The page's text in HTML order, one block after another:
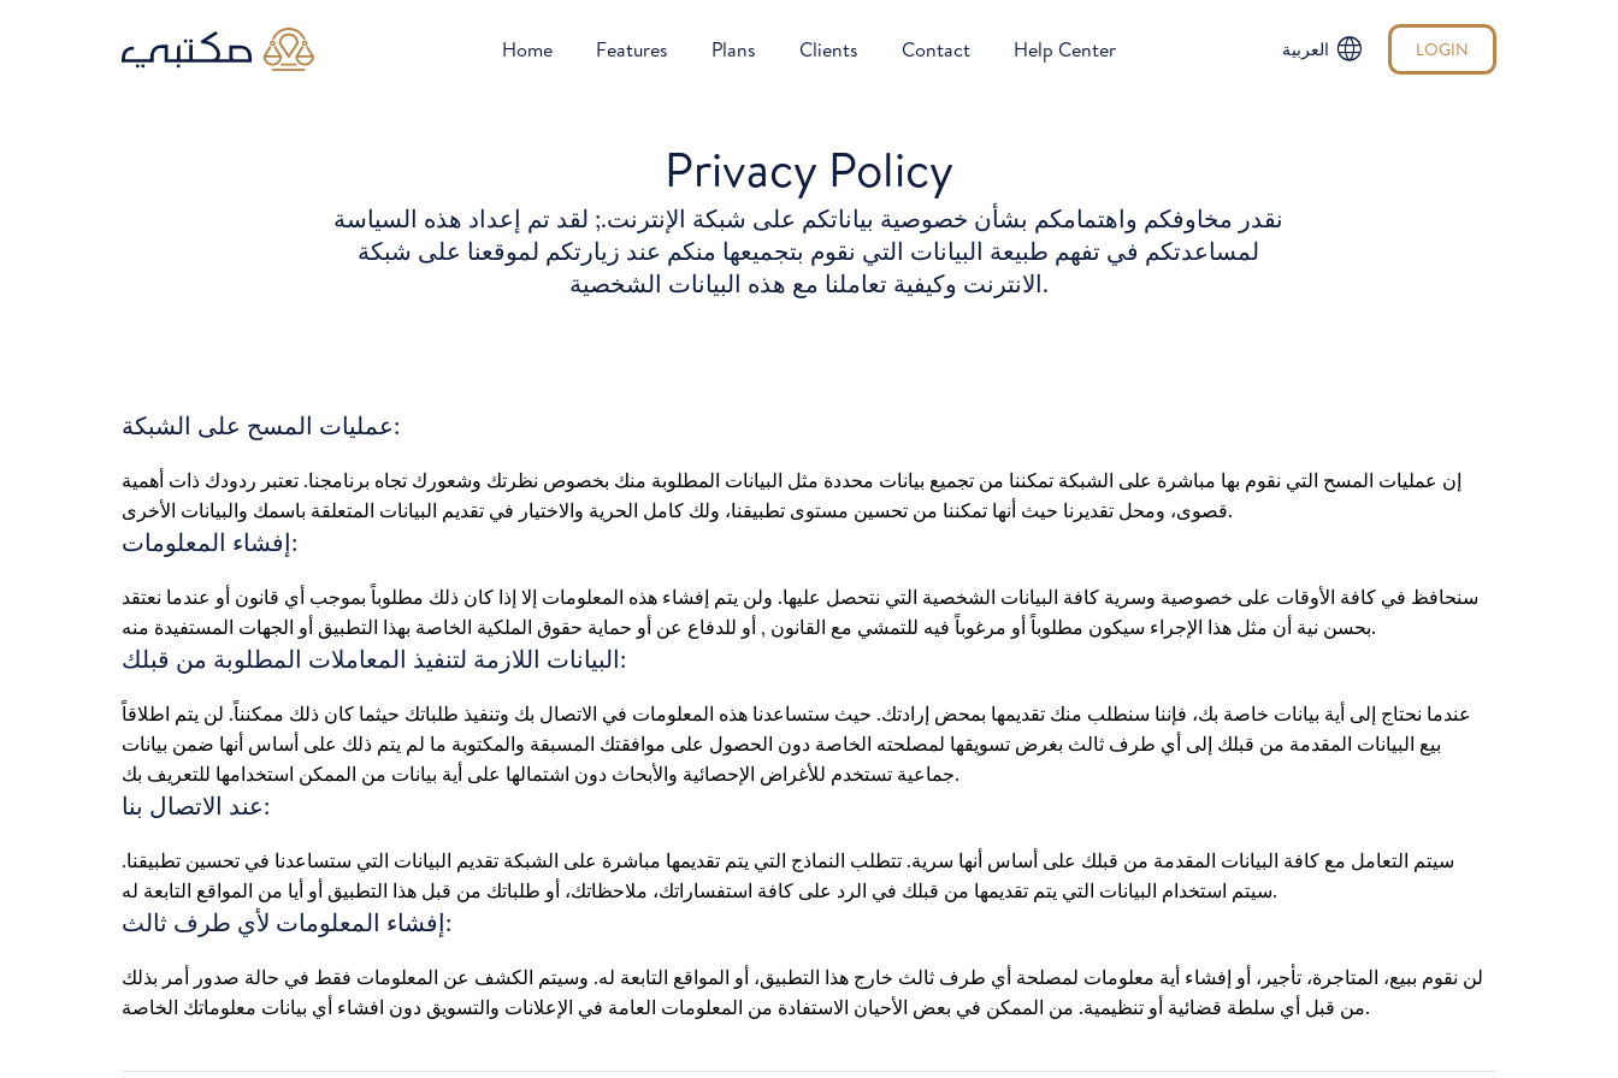
Home Features Plans Clients Contact Help Center العربية language LOGIN
Privacy Policy
نقدر مخاوفكم واهتمامكم بشأن خصوصية بياناتكم على شبكة الإنترنت.; لقد تم إعداد هذه السياسة
لمساعدتكم في تفهم طبيعة البيانات التي نقوم بتجميعها منكم عند زيارتكم لموقعنا على شبكة
الانترنت وكيفية تعاملنا مع هذه البيانات الشخصية.
عمليات المسح على الشبكة:
إن عمليات المسح التي نقوم بها مباشرة على الشبكة تمكننا من تجميع بيانات محددة مثل البيانات المطلوبة منك بخصوص نظرتك وشعورك تجاه برنامجنا. تعتبر ردودك ذات أهمية
قصوى، ومحل تقديرنا حيث أنها تمكننا من تحسين مستوى تطبيقنا، ولك كامل الحرية والاختيار في تقديم البيانات المتعلقة باسمك والبيانات الأخرى.
إفشاء المعلومات:
سنحافظ في كافة الأوقات على خصوصية وسرية كافة البيانات الشخصية التي نتحصل عليها. ولن يتم إفشاء هذه المعلومات إلا إذا كان ذلك مطلوباً بموجب أي قانون أو عندما نعتقد
بحسن نية أن مثل هذا الإجراء سيكون مطلوباً أو مرغوباً فيه للتمشي مع القانون , أو للدفاع عن أو حماية حقوق الملكية الخاصة بهذا التطبيق أو الجهات المستفيدة منه.
البيانات اللازمة لتنفيذ المعاملات المطلوبة من قبلك:
عندما نحتاج إلى أية بيانات خاصة بك، فإننا سنطلب منك تقديمها بمحض إرادتك. حيث ستساعدنا هذه المعلومات في الاتصال بك وتنفيذ طلباتك حيثما كان ذلك ممكنناً. لن يتم اطلاقاً
بيع البيانات المقدمة من قبلك إلى أي طرف ثالث بغرض تسويقها لمصلحته الخاصة دون الحصول على موافقتك المسبقة والمكتوبة ما لم يتم ذلك على أساس أنها ضمن بيانات
جماعية تستخدم للأغراض الإحصائية والأبحاث دون اشتمالها على أية بيانات من الممكن استخدامها للتعريف بك.
عند الاتصال بنا:
سيتم التعامل مع كافة البيانات المقدمة من قبلك على أساس أنها سرية. تتطلب النماذج التي يتم تقديمها مباشرة على الشبكة تقديم البيانات التي ستساعدنا في تحسين تطبيقنا.
سيتم استخدام البيانات التي يتم تقديمها من قبلك في الرد على كافة استفساراتك، ملاحظاتك، أو طلباتك من قبل هذا التطبيق أو أيا من المواقع التابعة له.
إفشاء المعلومات لأي طرف ثالث:
لن نقوم ببيع، المتاجرة، تأجير، أو إفشاء أية معلومات لمصلحة أي طرف ثالث خارج هذا التطبيق، أو المواقع التابعة له. وسيتم الكشف عن المعلومات فقط في حالة صدور أمر بذلك
من قبل أي سلطة قضائية أو تنظيمية. من الممكن في بعض الأحيان الاستفادة من المعلومات العامة في الإعلانات والتسويق دون افشاء أي بيانات معلوماتك الخاصة.